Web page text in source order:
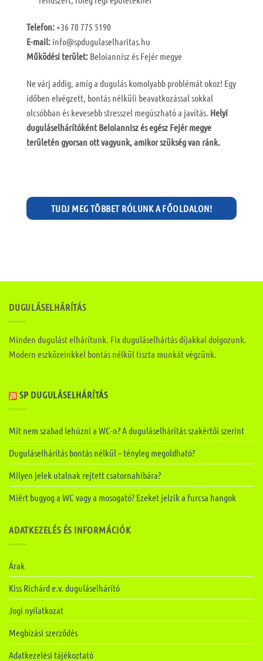
Telefon:+36 70 775 5190
E-mail: info@spdugulaselharitas.hu
Működési terület: Beloiannisz és Fejér megye
Ne várj addig, amíg a dugulás komolyabb problémát okoz! Egy
időben elvégzett, bontás nélküli beavatkozással sokkal
olcsóbban és kevesebb stresszel megúszható a javítás. Helyi
duguláselhárítóként Beloiannisz és egész Fejér megye
területén gyorsan ott vagyunk, amikor szükség van ránk.
TUDJ MEG TÖBBET RÓLUNK A FŐOLDALON!
DUGULÁSELHÁRÍTÁS
Minden dugulást elhárítunk. Fix duguláselhártás díjakkal dolgozunk.
Modern eszközeinkkel bontás nélkül tiszta munkát végzünk.
SP DUGULÁSELHÁRÍTÁS
Mit nem szabad lehúzni a WC-n? A duguláselhárítás szakértői szerint
Duguláselhárítás bontás nélkül – tényleg megoldható?
Milyen jelek utalnak rejtett csatornahibára?
Miért bugyog a WC vagy a mosogató? Ezeket jelzik a furcsa hangok
ADATKEZELÉS ÉS INFORMÁCIÓK
Árak
Kiss Richárd e.v. duguláselhárító
Jogi nyilatkozat
Megbízási szerződés
Adatkezelési tájékoztató